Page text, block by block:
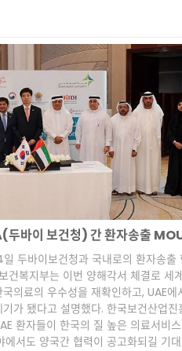
바이 보건청) 간 환자송출
두바이보건청과 국내로의 환자송출
건복지부는 이번 양해각서 체결로 세
의료의 우수성을 재확인하고, UAE에
가 됐다고 설명했다. 한국보건산업진
환자들이 한국의 질 높은 의료서비
에서도 양국간 협력이 공고화되길 기